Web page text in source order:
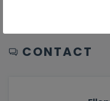
CONTACT